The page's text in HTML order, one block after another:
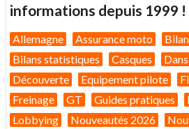
informations depuis 1999 !
Allemagne Assurance moto
Bilans statistiques
Casques
Découverte
Equipement pilote
Freinage
GT Guides pratiques
Lobbying
Nouveautés 2026